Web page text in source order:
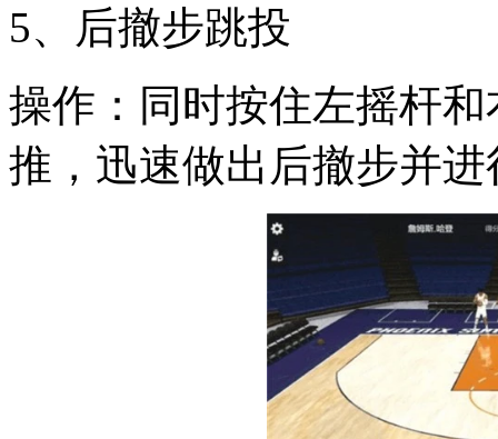
5、后撤步跳投
操作：同时按住左摇杆
推，迅速做出后撤步并